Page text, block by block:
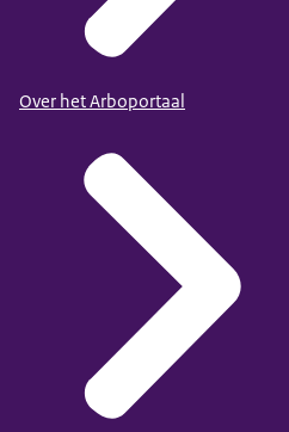
Over het Arboportaal